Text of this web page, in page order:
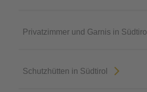
Privatzimmer und Garnis in Südtirol
Schutzhütten in Südtirol